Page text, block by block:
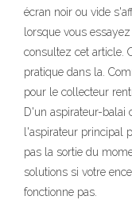
écran noir ou vide
lorsque vous
consultez cet article.
pratique dans la.
pour le collecteur
D'un aspirateur-balai
l'aspirateur principal
pas la sortie du
solutions si votre
fonctionne pas.